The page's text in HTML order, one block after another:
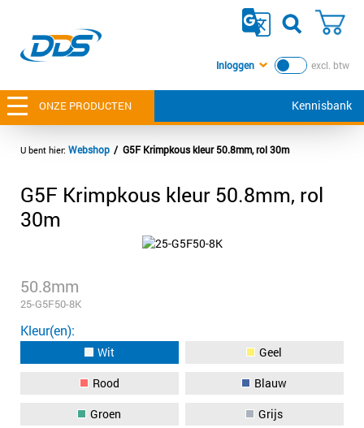
Inloggen
ONZE PRODUCTEN Kennisbank
excl. btw
Webshop G5F Krimpkous kleur 50.8mm, rol 30m
G5F Krimpkous kleur 50.8mm, rol
30m
50.8mm
25-G5F50-8K
Kleur(en)
Wit
Geel
Rood
Blauw
Groen
Grijs